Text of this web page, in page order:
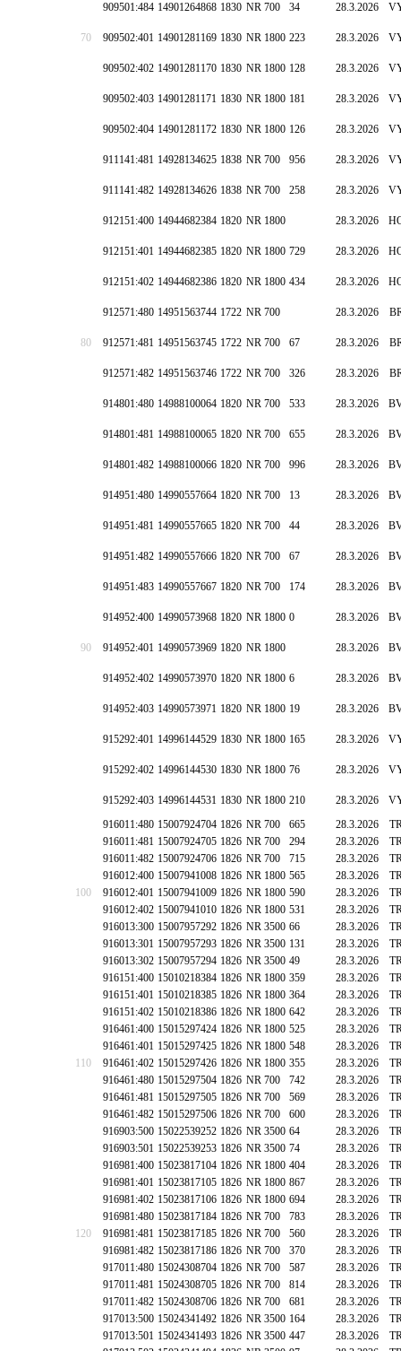
909501:484 14901264868 1830 NR 700 34 28.3.2026
70 909502:401 14901281169 1830 NR 1800 223 28.3.2026
909502:402 14901281170 1830 NR 1800 128 28.3.2026
909502:403 14901281171 1830 NR 1800 181 28.3.2026
909502:404 14901281172 1830 NR 1800 126 28.3.2026
911141:481 14928134625 1838 NR 700 956 28.3.2026
911141:482 14928134626 1838 NR 700 258 28.3.2026
912151:400 14944682384 1820 NR 1800 28.3.2026
912151:401 14944682385 1820 NR 1800 729 28.3.2026
912151:402 14944682386 1820 NR 1800 434 28.3.2026
912571:480 14951563744 1722 NR 700 28.3.2026
80 912571:481 14951563745 1722 NR 700 67 28.3.2026
912571:482 14951563746 1722 NR 700 326 28.3.2026
914801:480 14988100064 1820 NR 700 533 28.3.2026
914801:481 14988100065 1820 NR 700 655 28.3.2026
914801:482 14988100066 1820 NR 700 996 28.3.2026
914951:480 14990557664 1820 NR 700 13 28.3.2026
914951:481 14990557665 1820 NR 700 44 28.3.2026
914951:482 14990557666 1820 NR 700 67 28.3.2026
914951:483 14990557667 1820 NR 700 174 28.3.2026
914952:400 14990573968 1820 NR 1800 0 28.3.2026
90 914952:401 14990573969 1820 NR 1800 28.3.2026
914952:402 14990573970 1820 NR 1800 6 28.3.2026
914952:403 14990573971 1820 NR 1800 19 28.3.2026
915292:401 14996144529 1830 NR 1800 165 28.3.2026
915292:402 14996144530 1830 NR 1800 76 28.3.2026
915292:403 14996144531 1830 NR 1800 210 28.3.2026
916011:480 15007924704 1826 NR 700 665 28.3.2026
916011:481 15007924705 1826 NR 700 294 28.3.2026
916011:482 15007924706 1826 NR 700 715 28.3.2026
916012:400 15007941008 1826 NR 1800 565 28.3.2026
100
916012:401 15007941009 1826 NR 1800 590 28.3.2026
916012:402 15007941010 1826 NR 1800 531 28.3.2026
916013:300 15007957292 1826 NR 3500 66 28.3.2026
916013:301 15007957293 1826 NR 3500 131 28.3.2026
916013:302 15007957294 1826 NR 3500 49 28.3.2026
916151:400 15010218384 1826 NR 1800 359 28.3.2026
916151:401 15010218385 1826 NR 1800 364 28.3.2026
916151:402 15010218386 1826 NR 1800 642 28.3.2026
916461:400 15015297424 1826 NR 1800 525 28.3.2026
916461:401 15015297425 1826 NR 1800 548 28.3.2026
110
916461:402 15015297426 1826 NR 1800 355 28.3.2026
916461:480 15015297504 1826 NR 700 742 28.3.2026
916461:481 15015297505 1826 NR 700 569 28.3.2026
916461:482 15015297506 1826 NR 700 600 28.3.2026
916903:500 15022539252 1826 NR 3500 64 28.3.2026
916903:501 15022539253 1826 NR 3500 74 28.3.2026
916981:400 15023817104 1826 NR 1800 404 28.3.2026
916981:401 15023817105 1826 NR 1800 867 28.3.2026
916981:402 15023817106 1826 NR 1800 694 28.3.2026
916981:480 15023817184 1826 NR 700 783 28.3.2026
120
916981:481 15023817185 1826 NR 700 560 28.3.2026
916981:482 15023817186 1826 NR 700 370 28.3.2026
917011:480 15024308704 1826 NR 700 587 28.3.2026
917011:481 15024308705 1826 NR 700 814 28.3.2026
917011:482 15024308706 1826 NR 700 681 28.3.2026
917013:500 15024341492 1826 NR 3500 164 28.3.2026
917013:501 15024341493 1826 NR 3500 447 28.3.2026